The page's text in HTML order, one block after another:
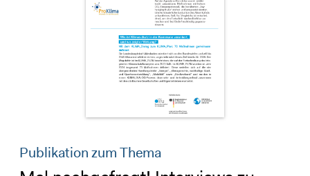
Publikation zum Thema